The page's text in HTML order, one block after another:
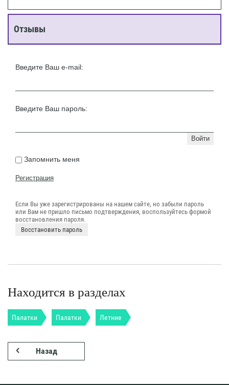
Отзывы
Введите Ваш e-mail:
Введите Ваш пароль:
Войти
Запомнить меня
Регистрация
Если Вы уже зарегистрированы на нашем сайте, но забыли пароль
или Вам не пришло письмо подтверждения, воспользуйтесь формой
восстановления пароля.
Восстановить пароль
Находится в разделах
Палатки Палатки Летние
Назад